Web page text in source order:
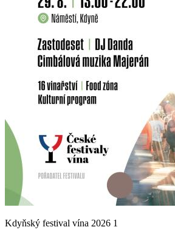
Kdyňský festival vína 2026 1